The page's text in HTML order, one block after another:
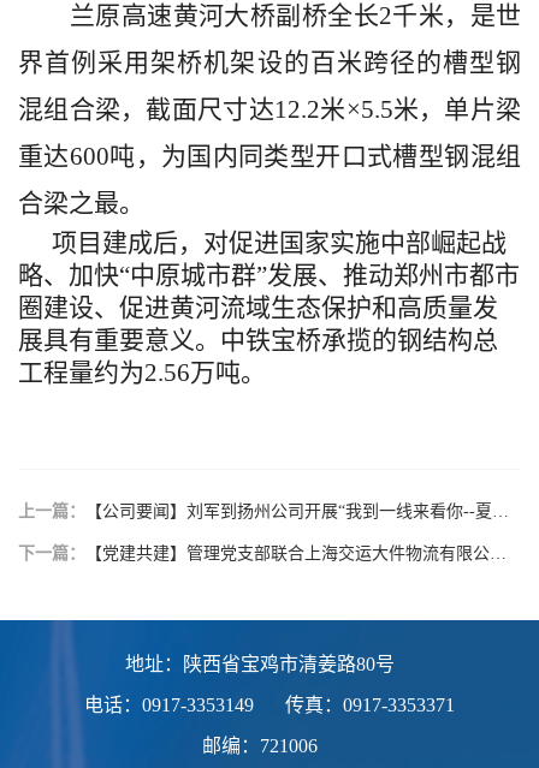
兰原高速黄河大桥副桥全长2千米，是世
界首例采用架桥机架设的百米跨径的槽型钢
混组合梁，截面尺寸达12.2米×5.5米，单片梁
重达600吨，为国内同类型开口式槽型钢混组
合梁之最。
项目建成后，对促进国家实施中部崛起战
略、加快“中原城市群”发展、推动郑州市都市
圈建设、促进黄河流域生态保护和高质量发
展具有重要意义。中铁宝桥承揽的钢结构总
工程量约为2.56万吨。
上一篇： 【公司要闻】刘军到扬州公司开展“我到一线来看你--夏送清凉”慰问
下一篇： 【党建共建】管理党支部联合上海交运大件物流有限公司工程物流事业部党支部开展党建共建活动
地址：陕西省宝鸡市清姜路80号
电话：0917-3353149
传真：0917-3353371
邮编：721006